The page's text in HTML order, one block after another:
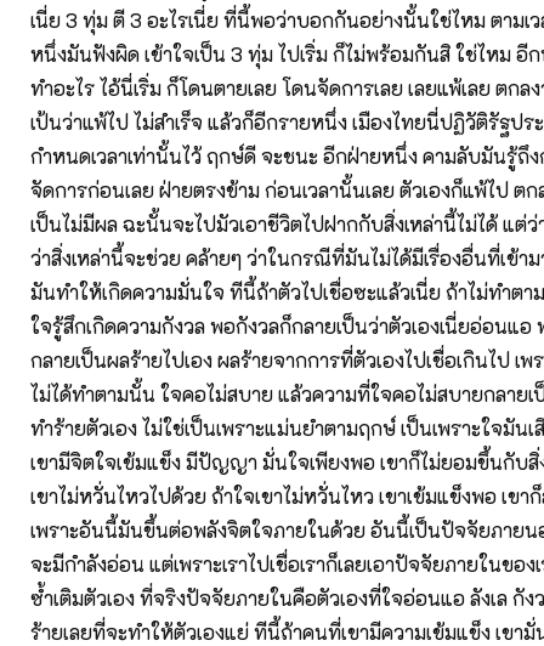
เนี่ย 3 ทุ่ม ตี 3 อะไรเนี่ย ที่นี้พอว่าบอกกันอย่างนั้นใช่ไหม ตามเ
หนึ่งมันฟังผิด เข้าใจเป็น 3 ทุ่ม ไปเริ่ม ก็ไม่พร้อมกันสิ ใช่ไหม อี
ทำอะไร ไอ้นี่เริ่ม ก็โดนตายเลย โดนจัดการเลย เลยแพ้เลย ตกล
เป้นว่าแพ้ไป ไม่สำเร็จ แล้วก็อีกรายหนึ่ง เมืองไทยนี่ปฏิวัติรัฐป
กำหนดเวลาเท่านั้นไว้ ฤกษ์ดี จะชนะ อีกฝ่ายหนึ่ง คามลับมันรู้ถึ
จัดการก่อนเลย ฝ่ายตรงข้าม ก่อนเวลานั้นเลย ตัวเองก็แพ้ไป ต
เป็นไม่มีผล ฉะนั้นจะไปมัวเอาชีวิตไปฝากกับสิ่งเหล่านี้ไม่ได้ แ
ว่าสิ่งเหล่านี้จะช่วย คล้ายๆ ว่าในกรณีที่มันไม่ได้มีเรื่องอื่นที่เข้า
มันทำให้เกิดความมั่นใจ ทีนี้ถ้าตัวไปเชื่อซะแล้วเนี่ย ถ้าไม่ทำต
ใจรู้สึกเกิดความกังวล พอกังวลก็กลายเป็นว่าตัวเองเนี่ยอ่อนแ
กลายเป็นผลร้ายไปเอง ผลร้ายจากการที่ตัวเองไปเชื่อเกินไป เพ
ไม่ได้ทำตามนั้น ใจคอไม่สบาย แล้วความที่ใจคอไม่สบายกลายเ
ทำร้ายตัวเอง ไม่ใช่เป็นเพราะแม่นยำตามฤกษ์ เป็นเพราะใจมัน
เขามีจิตใจเข้มแข็ง มีปัญญา มั่นใจเพียงพอ เขาก็ไม่ยอมขึ้นกับสิ่
เขาไม่หวั่นไหวไปด้วย ถ้าใจเขาไม่หวั่นไหว เขาเข้มแข็งพอ เขาก็
เพราะอันนี้มันขึ้นต่อพลังจิตใจภายในด้วย อันนี้เป็นปัจจัยภายน
จะมีกำลังอ่อน แต่เพราะเราไปเชื่อเราก็เลยเอาปัจจัยภายในของ
ซ้ำเติมตัวเอง ที่จริงปัจจัยภายในคือตัวเองที่ใจอ่อนแอ ลังเล กั
ร้ายเลยที่จะทำให้ตัวเองแย่ ทีนี้ถ้าคนที่เขามีความเข้มแข็ง เขามั่